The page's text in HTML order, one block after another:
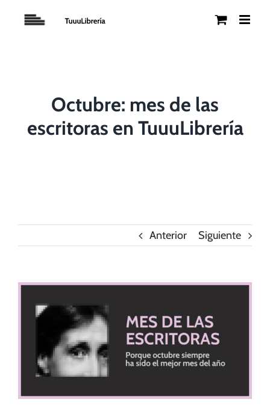
Octubre: mes de las
escritoras en TuuuLibrería
Anterior Siguiente
Ver
imagen
más
Necesarias
Estas
cookies no
son
Son